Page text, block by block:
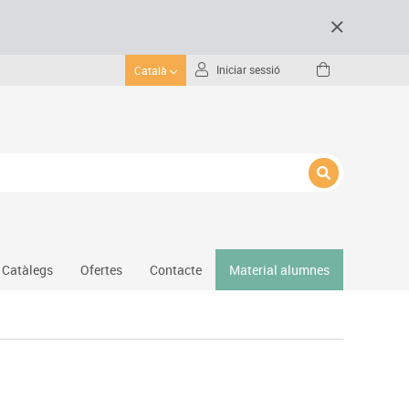
Català Iniciar sessió
Catàlegs Ofertes Contacte Material alumnes